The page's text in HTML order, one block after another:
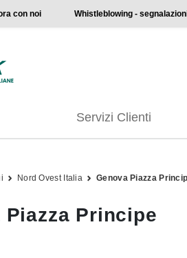
con noi Whistleblowing -
Servizi Clienti
Nord Ovest Italia Genova Piazza
Piazza Principe